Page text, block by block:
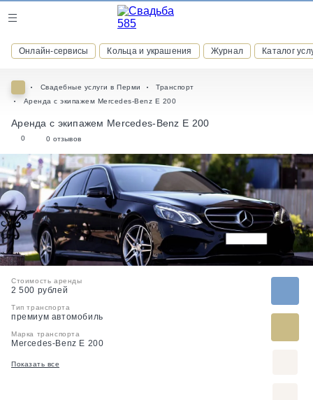
Онлайн-сервисы Кольца и украшения Журнал Каталог
присоединяйтесь к закрытому сообществу и получайте
скидки и бонусы за участие
РЕГИСТРАЦИЯ
Свадебные услуги в Перми
Транспорт
Аренда с экипажем Mercedes-Benz E 200
Аренда с экипажем Mercedes-Benz E 200
0 0 отзывов
Стоимость аренды
2 500 рублей
Тип транспорта
премиум автомобиль
Марка транспорта
Mercedes-Benz E 200
Показать все